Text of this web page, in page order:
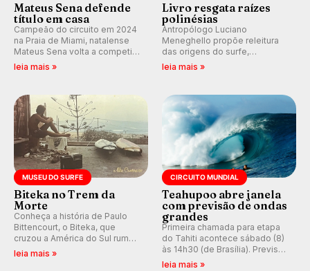
Mateus Sena defende
título em casa
Campeão do circuito em 2024
na Praia de Miami, natalense
Mateus Sena volta a competir
em casa em busca de manter a
leia mais »
Livro resgata raízes
polinésias
Antropólogo Luciano
Meneghello propõe releitura
das origens do surfe,
resgatando a cultura polinésia
prática em esporte e indústria.
leia mais »
MUSEU DO SURFE
Biteka no Trem da
Morte
Conheça a história de Paulo
Bittencourt, o Biteka, que
cruzou a América do Sul rumo
ao Pacífico em uma jornada
leia mais »
CIRCUITO MUNDIAL
Teahupoo abre janela
com previsão de ondas
grandes
Primeira chamada para etapa
do Tahiti acontece sábado (8)
às 14h30 (de Brasília). Previsão
indica swell consistente.
leia mais »